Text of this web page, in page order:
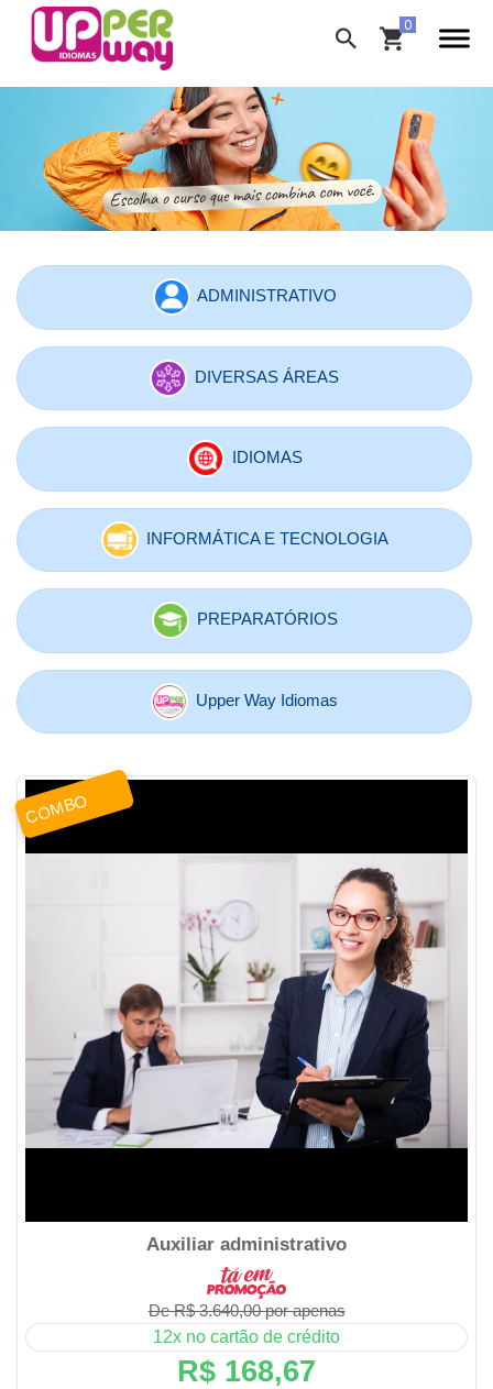
ADMINISTRATIVO
DIVERSAS ÁREAS
IDIOMAS
INFORMÁTICA E TECNOLOGIA
PREPARATÓRIOS
Upper Way Idiomas
COMBO
Auxiliar administrativo
De R$ 3.640,00 por apenas
12x no cartão de crédito
R$ 168,67